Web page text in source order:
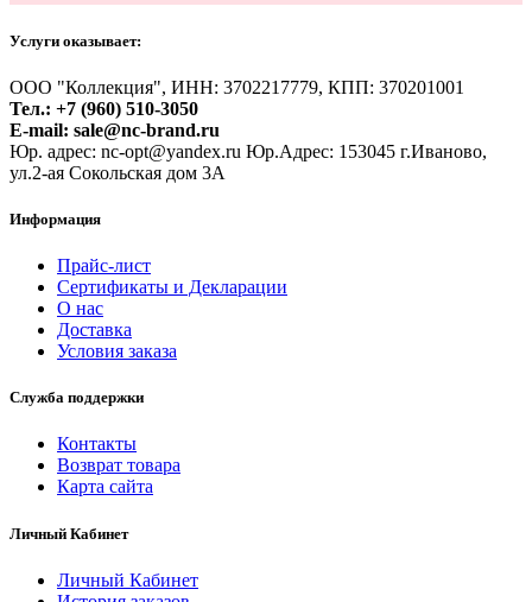
Услуги оказывает:
ООО "Коллекция", ИНН: 3702217779, КПП: 370201001
Тел.: +7 (960) 510-3050
E-mail: sale@nc-brand.ru
Юр. адрес: nc-opt@yandex.ru Юр.Адрес: 153045 г.Иваново,
ул.2-ая Сокольская дом 3А
Информация
Прайс-лист
Сертификаты и Декларации
О нас
Доставка
Условия заказа
Служба поддержки
Контакты
Возврат товара
Карта сайта
Личный Кабинет
Личный Кабинет